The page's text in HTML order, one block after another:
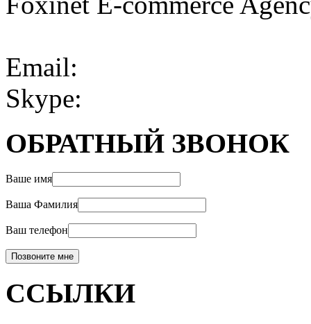
Email:
Skype:
ОБРАТНЫЙ ЗВОНОК
Ваше имя
Ваша Фамилия
Ваш телефон
ССЫЛКИ